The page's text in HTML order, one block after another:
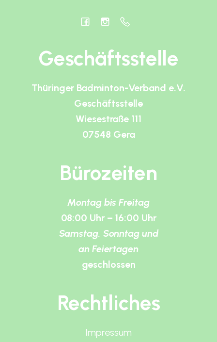
Geschäftsstelle
Thüringer Badminton-Verband e.V.
Geschäftsstelle
Wiesestraße 111
07548 Gera
Bürozeiten
Montag bis Freitag
08:00 Uhr – 16:00 Uhr
Samstag, Sonntag und
an Feiertagen
geschlossen
Rechtliches
Impressum